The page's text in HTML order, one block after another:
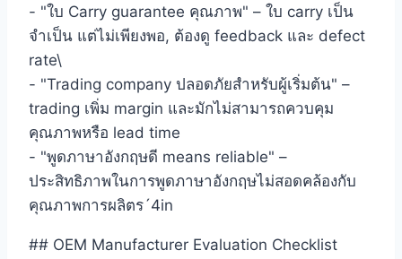
- "ใบ Carry guarantee คุณภาพ" – ใบ carry เป็น
จำเป็น แต่ไม่เพียงพอ, ต้องดู feedback และ defect
rate\
- "Trading company ปลอดภัยสำหรับผู้เริ่มต้น" –
trading เพิ่ม margin และมักไม่สามารถควบคุม
คุณภาพหรือ lead time
- "พูดภาษาอังกฤษดี means reliable" –
ประสิทธิภาพในการพูดภาษาอังกฤษไม่สอดคล้องกับ
คุณภาพการผลิตร´4in
## OEM Manufacturer Evaluation Checklist